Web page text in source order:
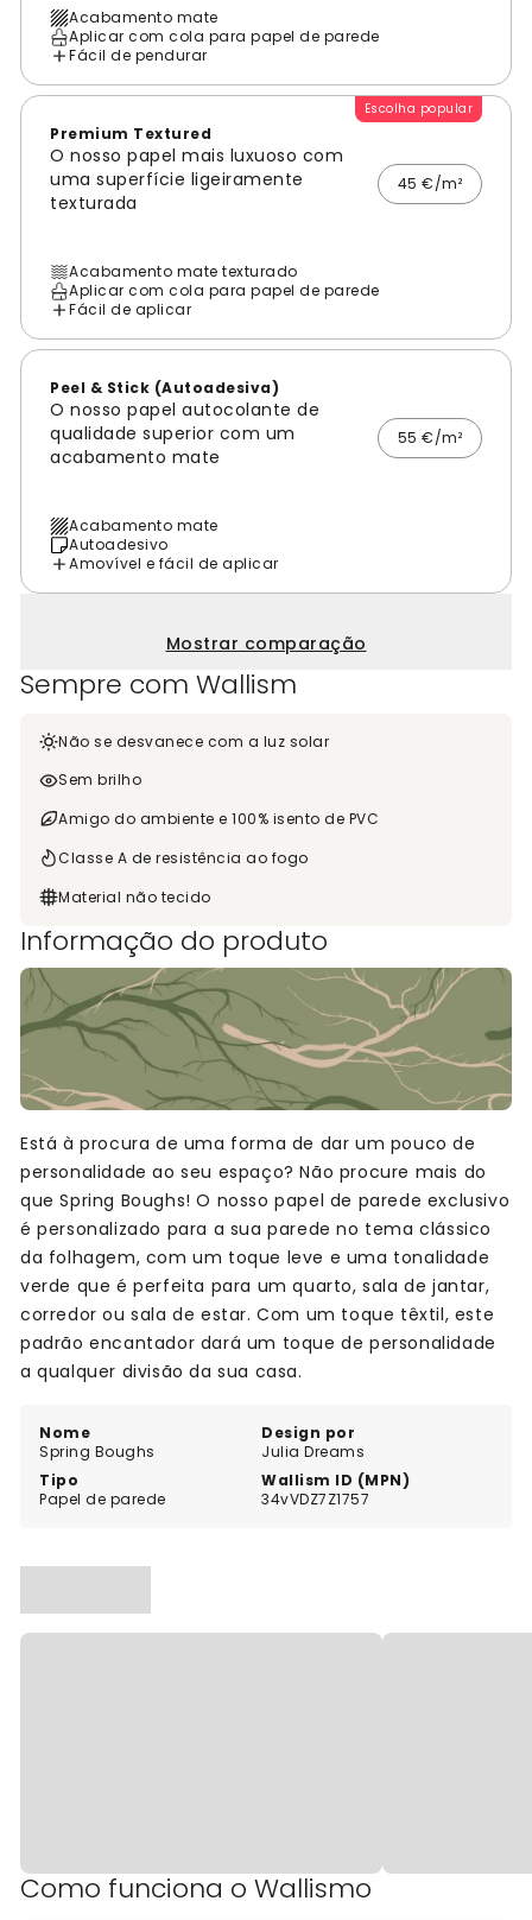
Acabamento mate
Aplicar com cola para papel de parede
Fácil de pendurar
Escolha popular
Premium Textured
O nosso papel mais luxuoso com
uma superfície ligeiramente
texturada
45 €/m²
Acabamento mate texturado
Aplicar com cola para papel de parede
Fácil de aplicar
Peel & Stick (Autoadesiva)
O nosso papel autocolante de
qualidade superior com um
acabamento mate
55 €/m²
Acabamento mate
Autoadesivo
Amovível e fácil de aplicar
Mostrar comparação
Sempre com Wallism
Não se desvanece com a luz solar
Sem brilho
Amigo do ambiente e 100% isento de PVC
Classe A de resistência ao fogo
Material não tecido
Informação do produto
Nome
Spring Boughs
Design por
Julia Dreams
Tipo
Papel de parede
Wallism ID (MPN)
34vVDZ7Z1757
Está à procura de uma forma de dar um pouco de
personalidade ao seu espaço? Não procure mais do
que Spring Boughs! O nosso papel de parede exclusivo
é personalizado para a sua parede no tema clássico
da folhagem, com um toque leve e uma tonalidade
verde que é perfeita para um quarto, sala de jantar,
corredor ou sala de estar. Com um toque têxtil, este
padrão encantador dará um toque de personalidade
a qualquer divisão da sua casa.
Como funciona o Wallismo